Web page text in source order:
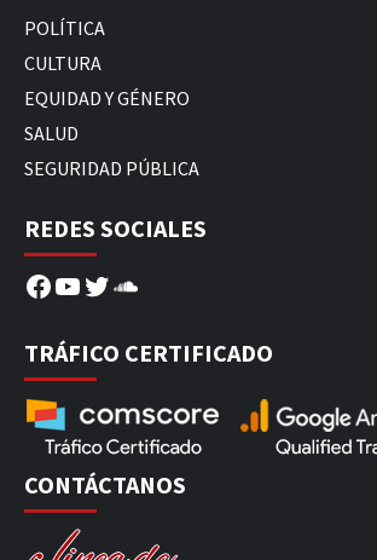
POLÍTICA
CULTURA
EQUIDAD Y GÉNERO
SALUD
SEGURIDAD PÚBLICA
REDES SOCIALES
Facebook
YouTube
Twitter
SoundCloud
TRÁFICO CERTIFICADO
CONTÁCTANOS